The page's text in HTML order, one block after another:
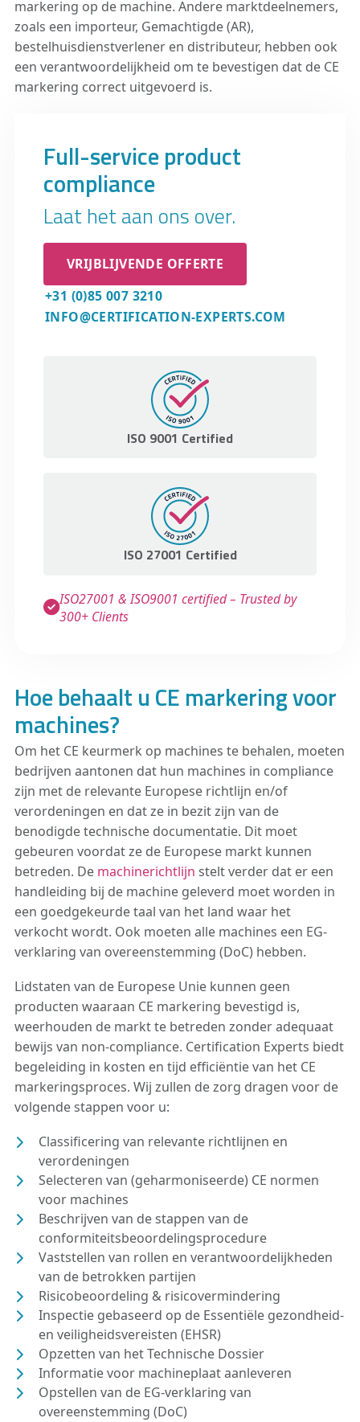
markering op de machine. Andere marktdeelnemers,
zoals een importeur, Gemachtigde (AR),
bestelhuisdienstverlener en distributeur, hebben ook
een verantwoordelijkheid om te bevestigen dat de CE
markering correct uitgevoerd is.
Full-service product
compliance
Laat het aan ons over.
VRIJBLIJVENDE OFFERTE
+31 (0)85 007 3210
INFO@CERTIFICATION-EXPERTS.COM
ISO 9001 Certified
ISO 27001 Certified
ISO27001 & ISO9001 certified – Trusted by
300+ Clients
Hoe behaalt u CE markering voor
machines?
Om het CE keurmerk op machines te behalen, moeten
bedrijven aantonen dat hun machines in compliance
zijn met de relevante Europese richtlijn en/of
verordeningen en dat ze in bezit zijn van de
benodigde technische documentatie. Dit moet
gebeuren voordat ze de Europese markt kunnen
betreden. De machinerichtlijn stelt verder dat er een
handleiding bij de machine geleverd moet worden in
een goedgekeurde taal van het land waar het
verkocht wordt. Ook moeten alle machines een EG-
verklaring van overeenstemming (DoC) hebben.
Lidstaten van de Europese Unie kunnen geen
producten waaraan CE markering bevestigd is,
weerhouden de markt te betreden zonder adequaat
bewijs van non-compliance. Certification Experts biedt
begeleiding in kosten en tijd efficiëntie van het CE
markeringsproces. Wij zullen de zorg dragen voor de
volgende stappen voor u:
Classificering van relevante richtlijnen en
verordeningen
Selecteren van (geharmoniseerde) CE normen
voor machines
Beschrijven van de stappen van de
conformiteitsbeoordelingsprocedure
Vaststellen van rollen en verantwoordelijkheden
van de betrokken partijen
Risicobeoordeling & risicovermindering
Inspectie gebaseerd op de Essentiële gezondheid-
en veiligheidsvereisten (EHSR)
Opzetten van het Technische Dossier
Informatie voor machineplaat aanleveren
Opstellen van de EG-verklaring van
overeenstemming (DoC)